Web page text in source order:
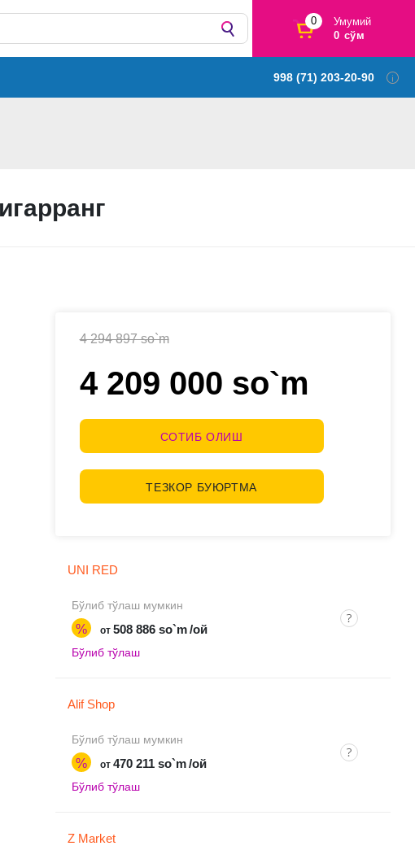
0
Умумий
0 сўм
998 (71) 203-20-90
4 294 897 so`m
4 209 000 so`m
СОТИБ ОЛИШ
ТЕЗКОР БУЮРТМА
UNI RED
Бўлиб тўлаш мумкин
% от 508 886 so`m /ой
Бўлиб тўлаш
Alif Shop
Бўлиб тўлаш мумкин
% от 470 211 so`m /ой
Бўлиб тўлаш
Z Market